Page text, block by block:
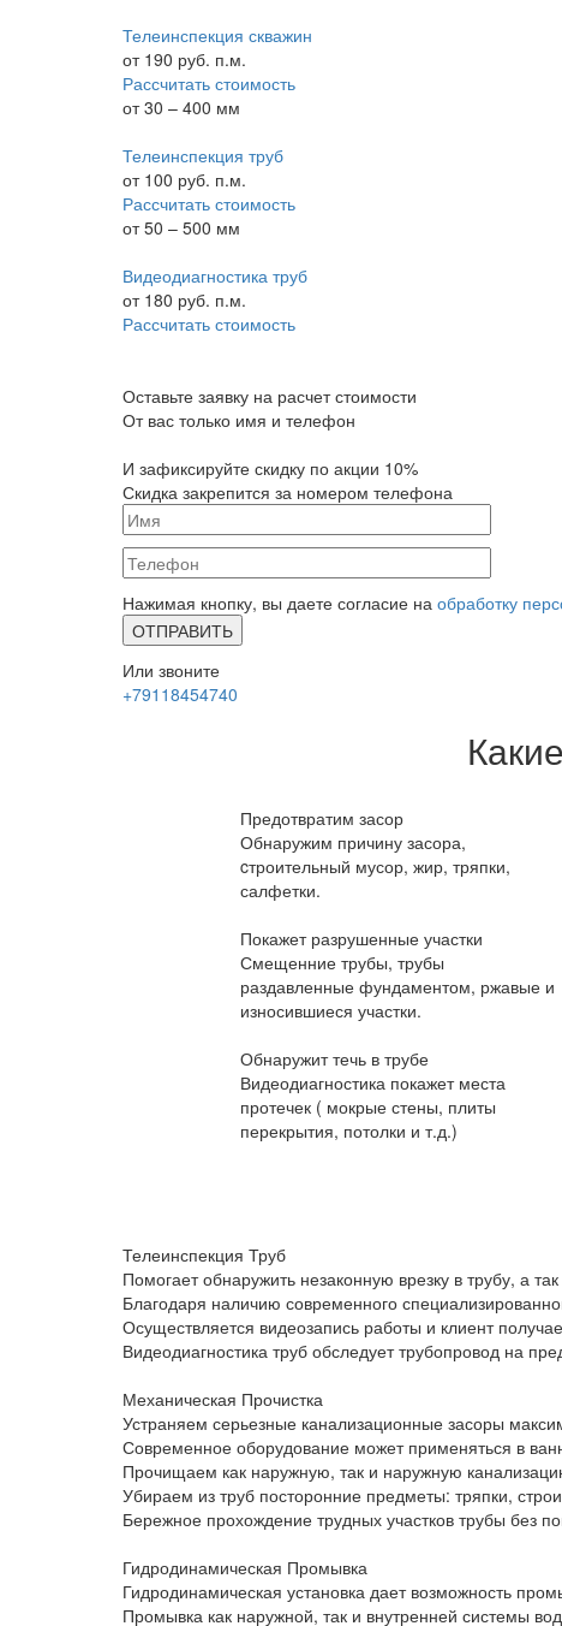
Телеинспекция скважин
от 190 руб. п.м.
Рассчитать стоимость
от 30 – 400 мм
Телеинспекция труб
от 100 руб. п.м.
Рассчитать стоимость
от 50 – 500 мм
Видеодиагностика труб
от 180 руб. п.м.
Рассчитать стоимость
Оставьте заявку на расчет стоимости
От вас только имя и телефон
И зафиксируйте скидку по акции 10%
Скидка закрепится за номером телефона
Нажимая кнопку, вы даете согласие на обработку
Или звоните
+79118454740
Предотвратим засор
Обнаружим причину засора,
cтроительный мусор, жир, тряпки,
салфетки.
Покажет разрушенные участки
Смещенние трубы, трубы
раздавленные фундаментом, ржавые и
износившиеся участки.
Обнаружит течь в трубе
Видеодиагностика покажет места
протечек ( мокрые стены, плиты
перекрытия, потолки и т.д.)
Телеинспекция Труб
Помогает обнаружить незаконную врезку в трубу, а
Благодаря наличию современного
Осуществляется видеозапись работы и клиент
Видеодиагностика труб обследует трубопровод на
Механическая Прочистка
Устраняем серьезные канализационные засоры
Современное оборудование может применяться в
Прочищаем как наружную, так и наружную
Убираем из труб посторонние предметы: тряпки,
Бережное прохождение трудных участков трубы без
Гидродинамическая Промывка
Гидродинамическая установка дает возможность
Промывка как наружной, так и внутренней системы